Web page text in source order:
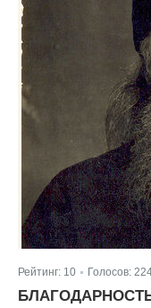
Рейтинг: 10 Голосов: